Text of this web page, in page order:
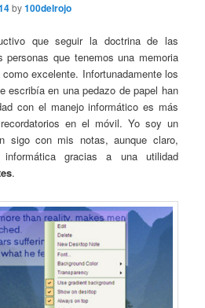
by100delrojo
que seguir la doctrina de las
que tenemos una memoria
excelente. Infortunadamente los
escribía en una pedazo de papel han
con el manejo informático es más
en el móvil. Yo soy un
sigo con mis notas, aunque claro,
gracias a una utilidad
.